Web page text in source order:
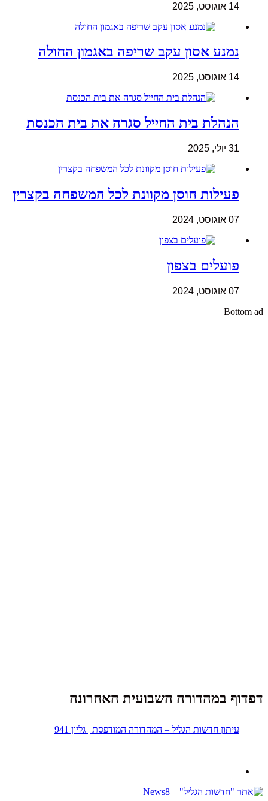
14 אוגוסט, 2025
נמנע אסון עקב שריפה באגמון החולה
14 אוגוסט, 2025
הנהלת בית החייל סגרה את בית הכנסת
31 יולי, 2025
פעילות חוסן מקוונת לכל המשפחה בקצרין
07 אוגוסט, 2024
פועלים בצפון
07 אוגוסט, 2024
Bottom ad
דפדוף במהדורה השבועית האחרונה
עיתון חדשות הגליל – המהדורה המודפסת | גליון 941